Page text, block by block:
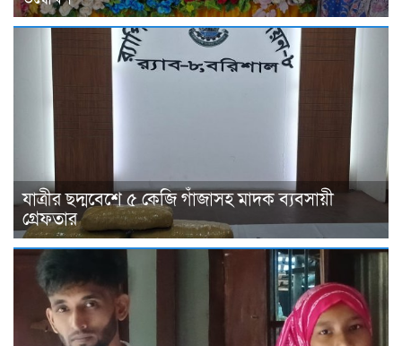
যাত্রীর ছদ্মবেশে ৫ কেজি গাঁজাসহ মাদক ব্যবসায়ী
গ্রেফতার